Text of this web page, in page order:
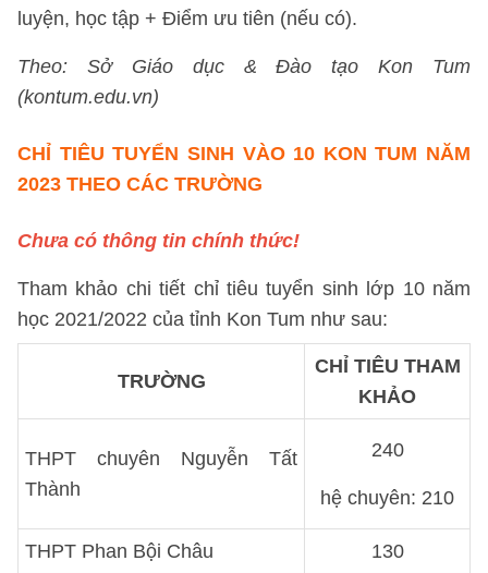
luyện, học tập + Điểm ưu tiên (nếu có).
Theo: Sở Giáo dục & Đào tạo Kon Tum
(kontum.edu.vn)
CHỈ TIÊU TUYỂN SINH VÀO 10 KON TUM NĂM
2023 THEO CÁC TRƯỜNG
Chưa có thông tin chính thức!
Tham khảo chi tiết chỉ tiêu tuyển sinh lớp 10 năm
học 2021/2022 của tỉnh Kon Tum như sau:
TRƯỜNG
CHỈ TIÊU THAM
KHẢO
THPT chuyên Nguyễn Tất
Thành
240
hệ chuyên: 210
THPT Phan Bội Châu 130